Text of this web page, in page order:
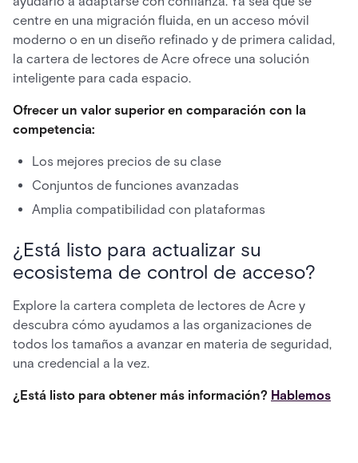
centre en una migración fluida, en un acceso móvil
moderno o en un diseño refinado y de primera calidad,
la cartera de lectores de Acre ofrece una solución
inteligente para cada espacio.
Ofrecer un valor superior en comparación con la
competencia:
Los mejores precios de su clase
Conjuntos de funciones avanzadas
Amplia compatibilidad con plataformas
¿Está listo para actualizar su
ecosistema de control de acceso?
Explore la cartera completa de lectores de Acre y
descubra cómo ayudamos a las organizaciones de
todos los tamaños a avanzar en materia de seguridad,
una credencial a la vez.
¿Está listo para obtener más información? Hablemos